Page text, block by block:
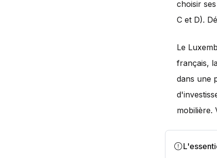
choisir
C et D).
Le
français,
dans une
mobilière.